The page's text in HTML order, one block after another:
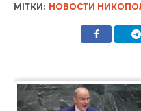
МІТКИ: НОВОСТИ